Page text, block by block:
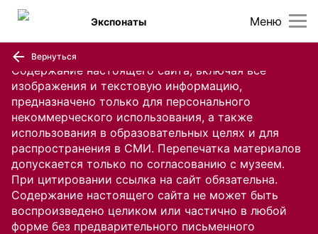
Содержание настоящего сайта, включая все
изображения и текстовую информацию,
предназначено только для персонального
некоммерческого использования, а также
использования в образовательных целях и для
распространения в СМИ. Перепечатка материалов
допускается только по согласованию с музеем.
При цитировании ссылка на сайт обязательна.
Содержание настоящего сайта не может быть
воспроизведено целиком или частично в любой
форме без предварительного письменного
Меню
Экспонаты
Вернуться